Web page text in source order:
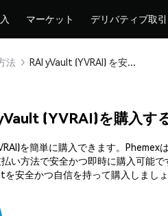
マーケット デリバティブ取引
法 RAI yVault (YVRAI) を安全に購入・保管
(YVRAI)を購入す
を簡単に購入できます。
い方法で安全かつ即時に購入可能
を安全かつ自信を持って購入しましょ